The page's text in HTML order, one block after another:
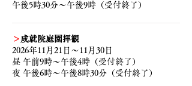
午後5時30分～午後9時（受付終了）
＞ 成就院庭園拝観
2026年11月21日～11月30日
昼 午前9時～午後4時（受付終了）
夜 午後6時～午後8時30分（受付終了）